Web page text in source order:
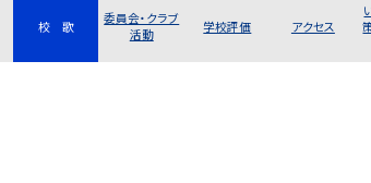
校 歌
委員会・クラブ
活動
学校評価 アクセス